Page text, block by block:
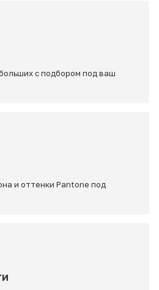
с подбором под ваш
и оттенки Pantone под